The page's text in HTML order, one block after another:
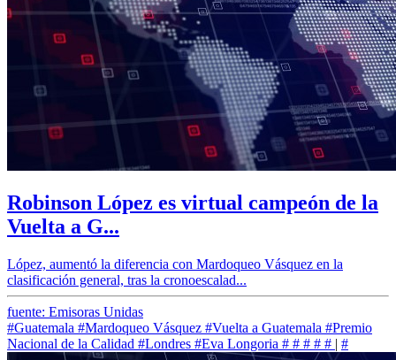
Robinson López es virtual campeón de la
Vuelta a G...
López, aumentó la diferencia con Mardoqueo Vásquez en la
clasificación general, tras la cronoescalad...
fuente: Emisoras Unidas
#Guatemala #Mardoqueo Vásquez #Vuelta a Guatemala #Premio
Nacional de la Calidad #Londres #Eva Longoria # # # # # | #